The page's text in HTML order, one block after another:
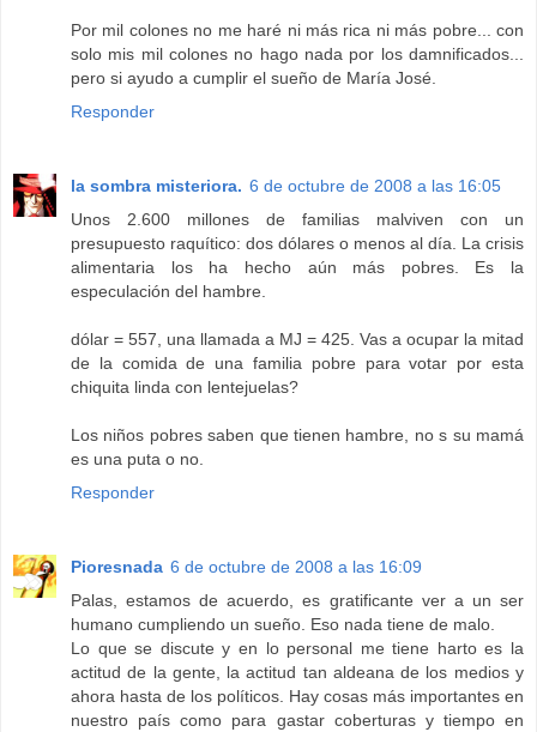
Por mil colones no me haré ni más rica ni más pobre... con
solo mis mil colones no hago nada por los damnificados...
pero si ayudo a cumplir el sueño de María José.
Responder
la sombra misteriora. 6 de octubre de 2008 a las 16:05
Unos 2.600 millones de familias malviven con un
presupuesto raquítico: dos dólares o menos al día. La crisis
alimentaria los ha hecho aún más pobres. Es la
especulación del hambre.
dólar = 557, una llamada a MJ = 425. Vas a ocupar la mitad
de la comida de una familia pobre para votar por esta
chiquita linda con lentejuelas?
Los niños pobres saben que tienen hambre, no s su mamá
es una puta o no.
Responder
Pioresnada 6 de octubre de 2008 a las 16:09
Palas, estamos de acuerdo, es gratificante ver a un ser
humano cumpliendo un sueño. Eso nada tiene de malo.
Lo que se discute y en lo personal me tiene harto es la
actitud de la gente, la actitud tan aldeana de los medios y
ahora hasta de los políticos. Hay cosas más importantes en
nuestro país como para gastar coberturas y tiempo en